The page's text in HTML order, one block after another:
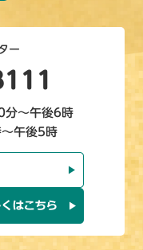
ー
分～午後6時
～午後5時